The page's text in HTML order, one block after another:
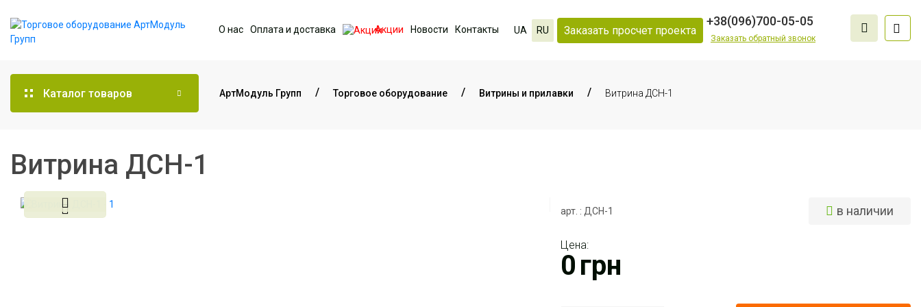
О нас Оплата и доставка Акции Новости Контакты UA RU Заказать просчет проекта
+38(096)700-05-05
Заказать обратный звонок
Мебель для офиса
Каталог товаров АртМодуль Групп Торговое оборудование Витрины и прилавки Витрина ДСН-1
Витрина ДСН-1
арт. : ДСН-1 в наличии
Цена:
0грн